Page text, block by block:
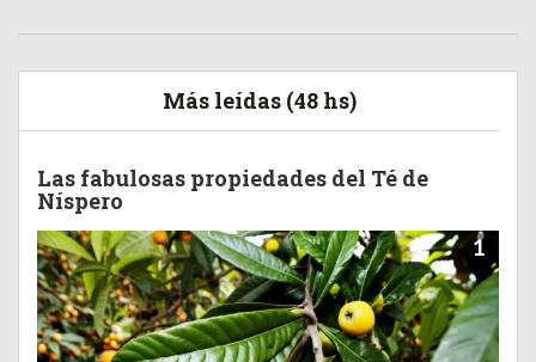
Más leídas (48 hs)
Las fabulosas propiedades del Té de
Níspero
1